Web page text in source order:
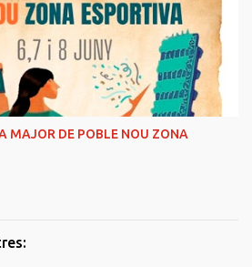
MAJOR DE POBLE NOU ZONA